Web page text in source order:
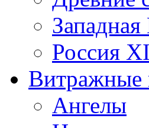
Россия
Витражные
Ангелы